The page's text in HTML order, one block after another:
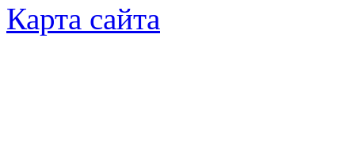
Карта сайта